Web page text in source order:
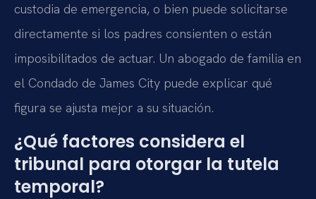
custodia de emergencia, o bien puede solicitarse
directamente si los padres consienten o están
imposibilitados de actuar. Un abogado de familia en
el Condado de James City puede explicar qué
figura se ajusta mejor a su situación.
¿Qué factores considera el
tribunal para otorgar la tutela
temporal?